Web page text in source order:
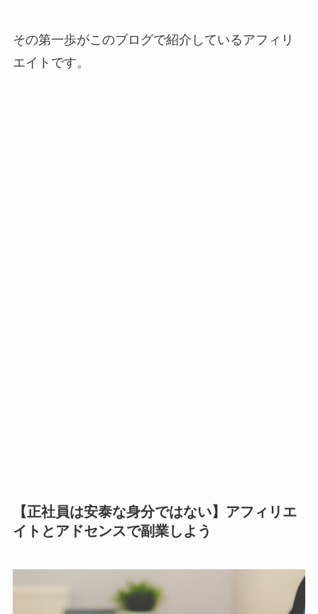
その第一歩がこのブログで紹介しているアフィリ
エイトです。
【正社員は安泰な身分ではない】アフィリエ
イトとアドセンスで副業しよう